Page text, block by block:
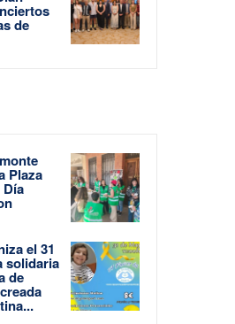
de
Plaza
el 31
solidaria
de